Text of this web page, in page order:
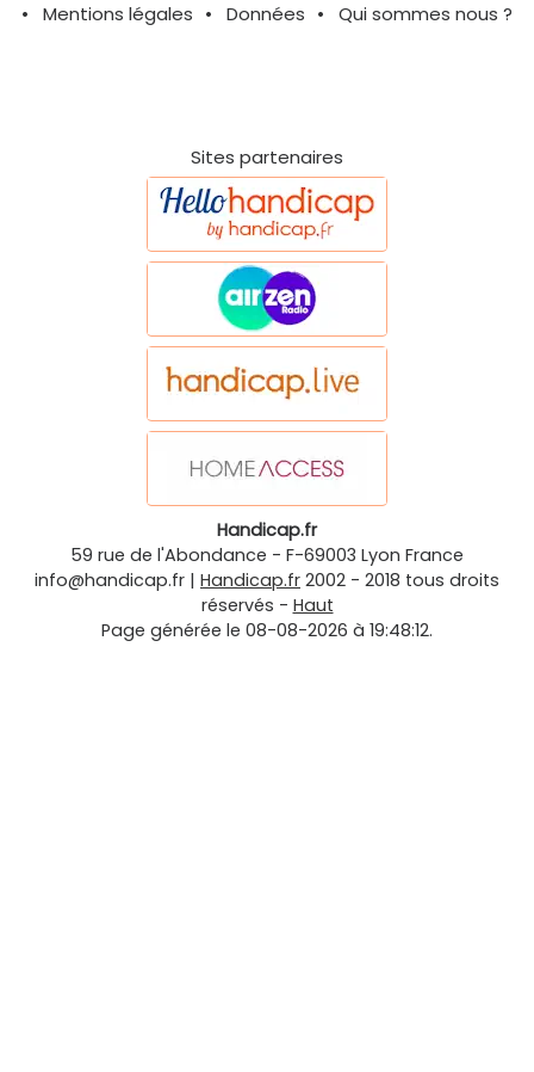
Mentions légales
Données Qui sommes nous ?
Sites partenaires
Handicap.fr
59 rue de l'Abondance - F-69003 Lyon France
info@handicap.fr | Handicap.fr 2002 - 2018 tous droits
réservés - Haut
Page générée le 08-08-2026 à 19:48:12.